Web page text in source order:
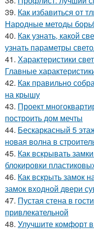
39. Как избавиться от
Народные методы
40. Как узнать, какой
узнать параметры
41. Характеристики
Главные
42. Как правильно
на крышу
43. Проект
построить дом мечты
44. Бескаркасный 5
новая волна в
45. Как вскрывать
блокировки
46. Как вскрыть замок
замок входной двери
47. Пустая стена в
привлекательной
48. Улучшите комфорт в